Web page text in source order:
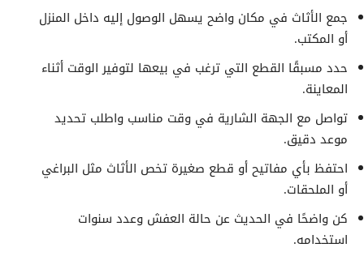
جمع الأثاث في مكان واضح يسهل الوصول إليه داخل المنزل
أو المكتب.
حدد مسبقًا القطع التي ترغب في بيعها لتوفير الوقت أثناء
المعاينة.
تواصل مع الجهة الشارية في وقت مناسب واطلب تحديد
موعد دقيق.
احتفظ بأي مفاتيح أو قطع صغيرة تخص الأثاث مثل البراغي
أو الملحقات.
كن واضحًا في الحديث عن حالة العفش وعدد سنوات
استخدامه.